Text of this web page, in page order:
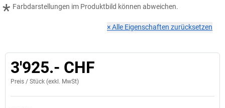
* Farbdarstellungen im Produktbild können abweichen.
×Alle Eigenschaften zurücksetzen
3'925.- CHF
Preis / Stück (exkl. MwSt)